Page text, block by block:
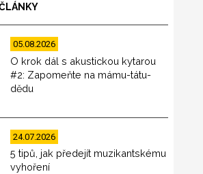
05.08.2026
O krok dál s akustickou kytarou
#2: Zapomeňte na mámu-tátu-
dědu
24.07.2026
5 tipů, jak předejít muzikantskému
vyhoření